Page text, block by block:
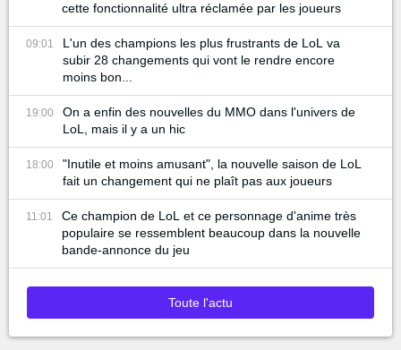
cette fonctionnalité ultra réclamée par les joueurs
09:01
L'un des champions les plus frustrants de LoL va
subir 28 changements qui vont le rendre encore
moins bon...
19:00
On a enfin des nouvelles du MMO dans l'univers de
LoL, mais il y a un hic
18:00
"Inutile et moins amusant", la nouvelle saison de LoL
fait un changement qui ne plaît pas aux joueurs
11:01
Ce champion de LoL et ce personnage d'anime très
populaire se ressemblent beaucoup dans la nouvelle
bande-annonce du jeu
Toute l'actu